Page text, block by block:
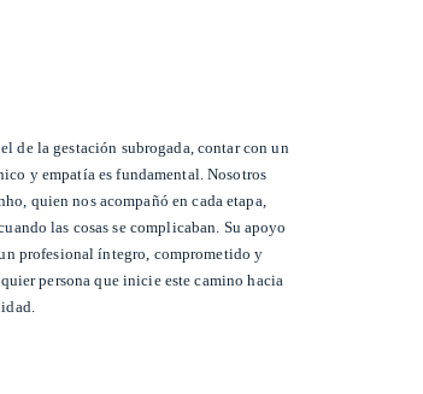
de la gestación subrogada, contar con un
y empatía es fundamental. Nosotros
quien nos acompañó en cada etapa,
las cosas se complicaban. Su apoyo
profesional íntegro, comprometido y
persona que inicie este camino hacia